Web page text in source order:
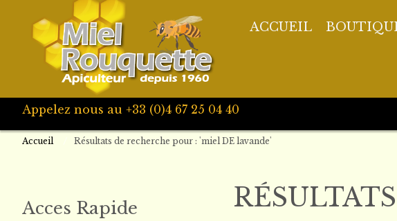
ACCUEIL
Appelez nous au +33 (0)4 67 25 04 40
Accueil Résultats de recherche pour : 'miel DE lavande'
Acces Rapide